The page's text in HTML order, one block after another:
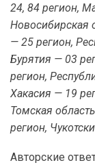
24, 84 регион,
Новосибирская
— 25 регион,
Бурятия — 03
регион,
Хакасия — 19
Томская
регион,
Авторские